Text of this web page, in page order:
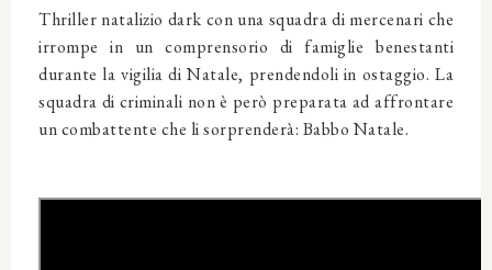
Thriller natalizio dark con una squadra di mercenari che
irrompe in un comprensorio di famiglie benestanti
durante la vigilia di Natale, prendendoli in ostaggio. La
squadra di criminali non è però preparata ad affrontare
un combattente che li sorprenderà: Babbo Natale.